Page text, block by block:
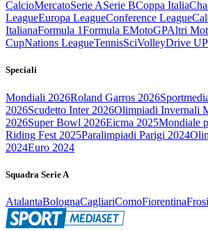
CalcioMercatoSerie ASerie BCoppa Italia
LeagueEuropa LeagueConference League
ItalianaFormula 1Formula EMotoGPAltri
CupNations LeagueTennisSciVolleyDrive UP
Speciali
Mondiali 2026Roland Garros 2026
2026Scudetto Inter 2026Olimpiadi Invernali
2026Super Bowl 2026Eicma 2025Mondiale
Riding Fest 2025Paralimpiadi Parigi 2024
2024Euro 2024
Squadra Serie A
AtalantaBolognaCagliariComoFiorentina